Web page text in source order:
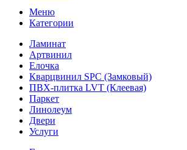
Меню
Категории
Ламинат
Артвинил
Елочка
Кварцвинил SPC (Замковый)
ПВХ-плитка LVT (Клеевая)
Паркет
Линолеум
Двери
Услуги